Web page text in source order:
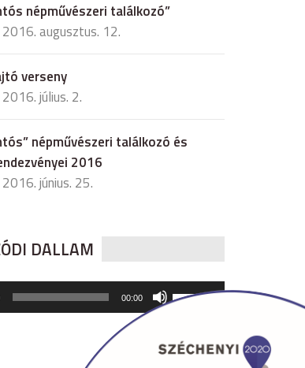
népművészeri találkozó”
augusztus. 12.
verseny
július. 2.
népművészeri találkozó és
2016
június. 25.
DALLAM
00:00
hangerő
csökkentéséhez